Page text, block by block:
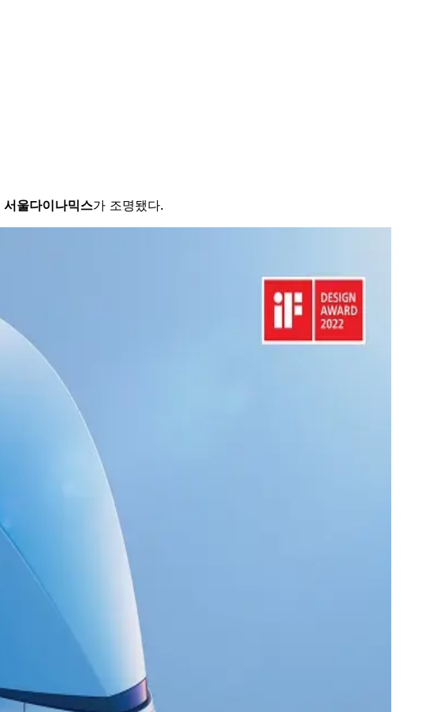
서울다이나믹스가 조명됐다.